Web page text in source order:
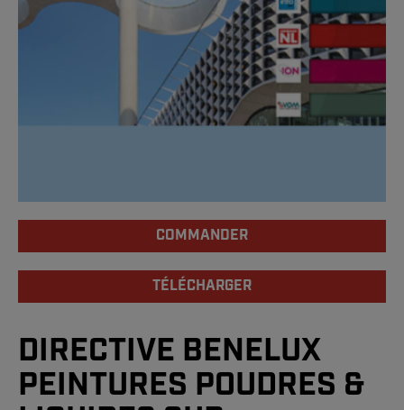
COMMANDER
TÉLÉCHARGER
DIRECTIVE BENELUX
PEINTURES POUDRES &